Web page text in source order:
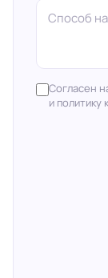
Согласен
и политику